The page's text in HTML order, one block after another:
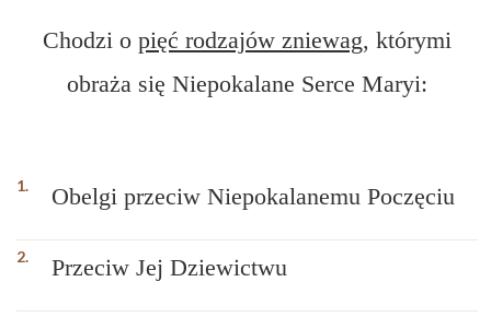
Chodzi o pięć rodzajów zniewag, którymi
obraża się Niepokalane Serce Maryi:
Obelgi przeciw Niepokalanemu Poczęciu
Przeciw Jej Dziewictwu